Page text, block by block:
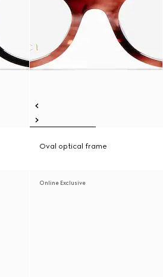
Oval optical frame
Online Exclusive